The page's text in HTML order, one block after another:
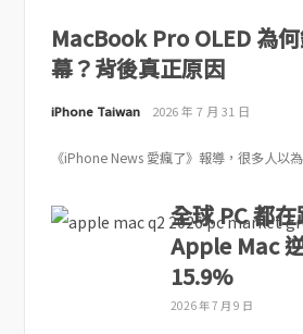
MacBook Pro OLED 為
幕？背後真正原因
iPhone Taiwan 2026 年 7 月 31 日
《iPhone News 愛瘋了》報導，很多人以
全球 PC 都
Apple Mac
15.9%
2026 年 7 月 9 日